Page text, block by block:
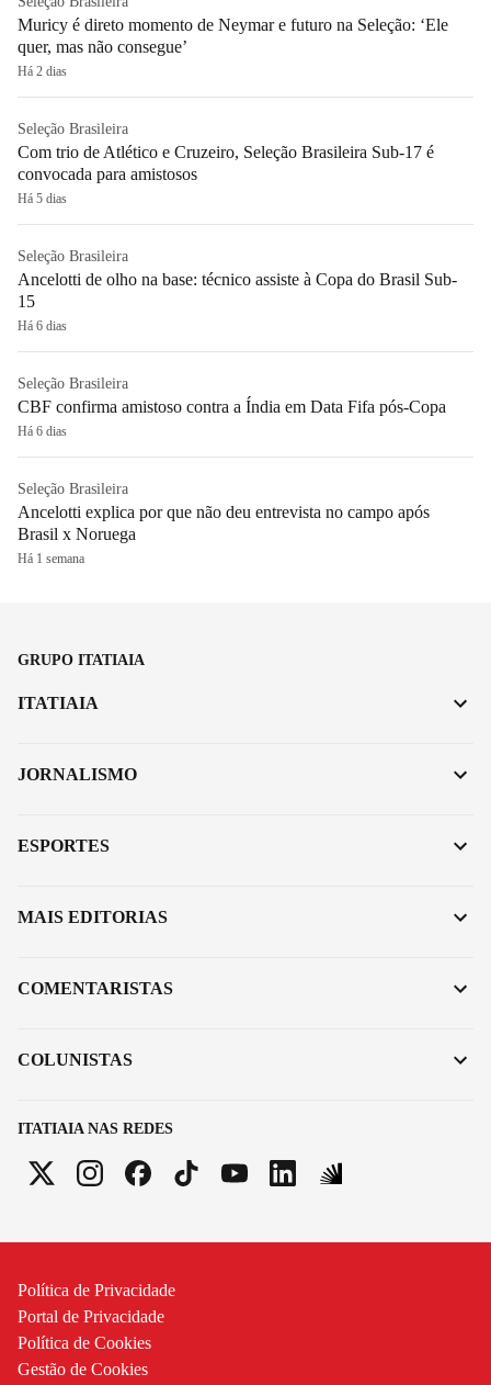
Muricy é direto momento de Neymar e futuro na Seleção: ‘Ele
quer, mas não consegue’
Há 2 dias
Seleção Brasileira
Com trio de Atlético e Cruzeiro, Seleção Brasileira Sub-17 é
convocada para amistosos
Há 5 dias
Seleção Brasileira
Ancelotti de olho na base: técnico assiste à Copa do Brasil Sub-
15
Há 6 dias
Seleção Brasileira
CBF confirma amistoso contra a Índia em Data Fifa pós-Copa
Há 6 dias
Seleção Brasileira
Ancelotti explica por que não deu entrevista no campo após
Brasil x Noruega
Há 1 semana
GRUPO ITATIAIA
ITATIAIA NAS REDES
ITATIAIA
JORNALISMO
ESPORTES
MAIS EDITORIAS
COMENTARISTAS
COLUNISTAS
Política de Privacidade
Portal de Privacidade
Política de Cookies
Gestão de Cookies